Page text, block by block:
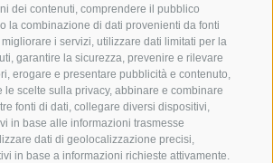
dei contenuti, comprendere il pubblico
la combinazione di dati provenienti da fonti
i servizi, utilizzare dati limitati per la
garantire la sicurezza, prevenire e rilevare
erogare e presentare pubblicità e contenuto,
le scelte sulla privacy, abbinare e combinare
fonti di dati, collegare diversi dispositivi,
in base alle informazioni trasmesse
dati di geolocalizzazione precisi,
in base a informazioni richieste attivamente.